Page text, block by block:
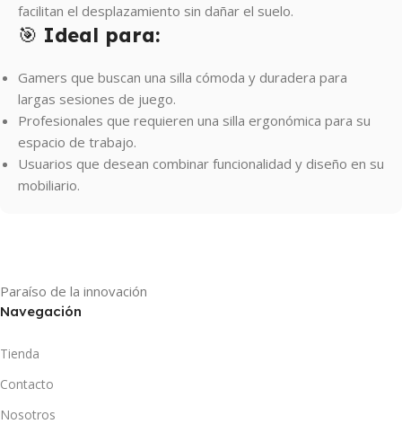
facilitan el desplazamiento sin dañar el suelo.
🎯 Ideal para:
Gamers que buscan una silla cómoda y duradera para
largas sesiones de juego.
Profesionales que requieren una silla ergonómica para su
espacio de trabajo.
Usuarios que desean combinar funcionalidad y diseño en su
mobiliario.
Paraíso de la innovación
Navegación
Tienda
Contacto
Nosotros